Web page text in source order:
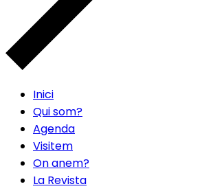
Inici
Qui som?
Agenda
Visitem
On anem?
La Revista